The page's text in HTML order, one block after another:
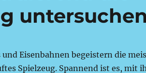
untersuchen
und Eisenbahnen begeistern die
Spielzeug. Spannend ist es, mit